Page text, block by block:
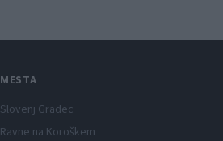
MESTA
Slovenj Gradec
Ravne na Koroškem